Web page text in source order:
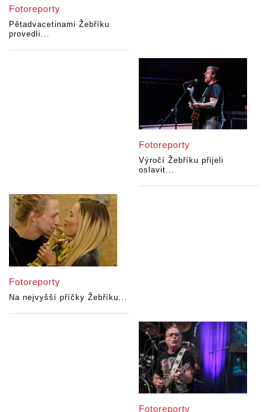
Fotoreporty
Pětadvacetinami Žebříku
provedli...
Fotoreporty
Výročí Žebříku přijeli
oslavit...
Fotoreporty
Na nejvyšší příčky Žebříku...
Fotoreporty